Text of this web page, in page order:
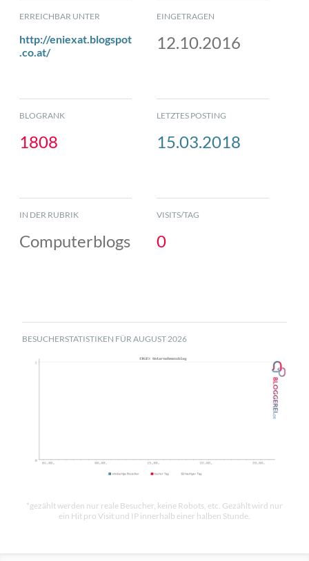
ERREICHBAR UNTER
http://eniexat.blogspot
.co.at/
EINGETRAGEN
12.10.2016
BLOGRANK
1808
LETZTES POSTING
15.03.2018
IN DER RUBRIK
Computerblogs
VISITS/TAG
0
BESUCHERSTATISTIKEN FÜR AUGUST 2026
*gezählt werden nur reale Besucher, keine Robots, etc. Gezählt wird nur
ein Hit pro Visit und IP innerhalb einer halben Stunde.